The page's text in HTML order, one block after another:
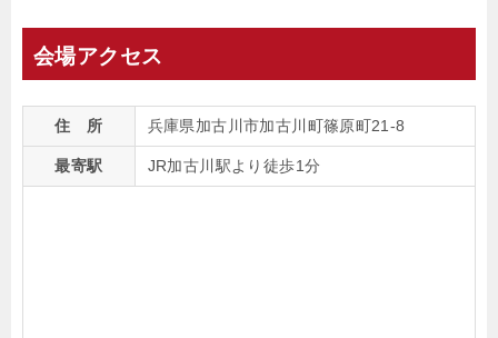
会場アクセス
住 所 兵庫県加古川市加古川町篠原町21-8
最寄駅 JR加古川駅より徒歩1分